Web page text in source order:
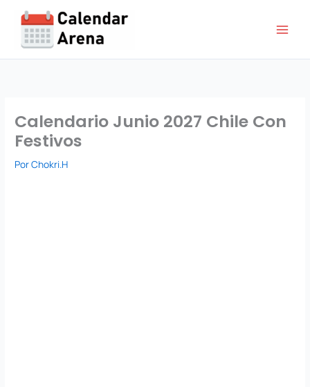
contenido
Calendario Junio 2027 Chile Con
Festivos
PorChokri.H